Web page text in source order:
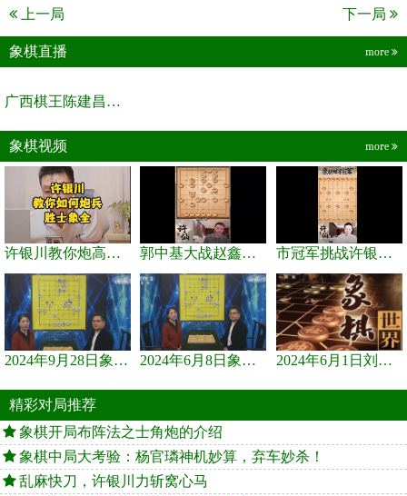
上一局 下一局
象棋直播 more
广西棋王陈建昌直播间
象棋视频 more
许银川教你炮高兵士象全如何赢士象全，简单四步即可 郭中基大战赵鑫鑫，许银川激情讲解 市冠军挑战许银川，急进中兵变化真激烈！
2024年9月28日象棋世界栏目，刘君、蒋川讲解了第九届杨官璘杯象棋... 2024年6月8日象棋世界，刘君、蒋川讲解了第九届杨官璘杯全国象棋... 2024年6月1日刘君、蒋川讲解第三届上海杯象棋大师赛谢靖与李少庚...
精彩对局推荐
象棋开局布阵法之士角炮的介绍
象棋中局大考验：杨官璘神机妙算，弃车妙杀！
乱麻快刀，许银川力斩窝心马